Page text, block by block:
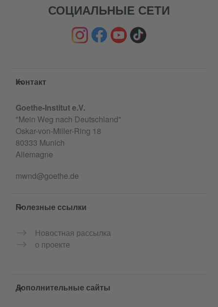
СОЦИАЛЬНЫЕ СЕТИ
Service- und Informationsbereich
Контакт
Goethe-Institut e.V.
"Mein Weg nach Deutschland"
Oskar-von-Miller-Ring 18
80333 Munich
Allemagne
mwnd@goethe.de
Полезные ссылки
Новостная рассылка
о проекте
Дополнительные сайты